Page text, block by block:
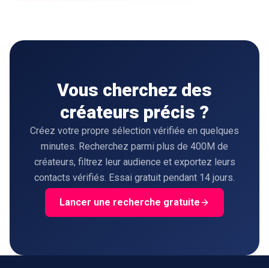
Vous cherchez des
créateurs précis ?
Créez votre propre sélection vérifiée en quelques
minutes. Recherchez parmi plus de 400M de
créateurs, filtrez leur audience et exportez leurs
contacts vérifiés. Essai gratuit pendant 14 jours.
Lancer une recherche gratuite